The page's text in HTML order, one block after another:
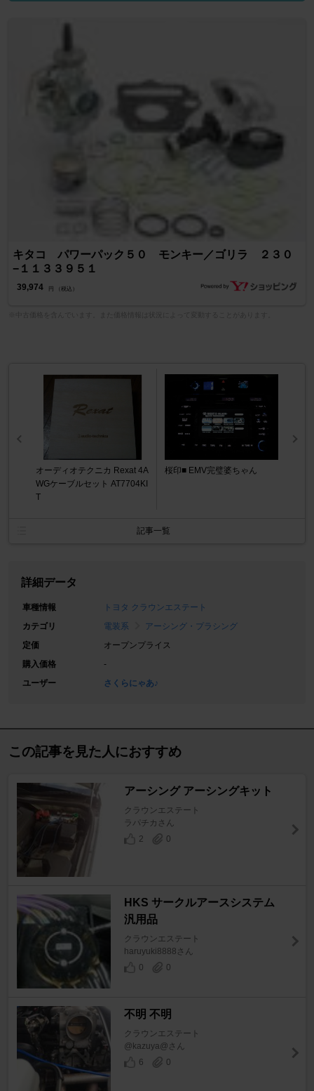
キタコ パワーパック５０ モンキー／ゴリラ ２３０
−１１３３９５１
39,974 円 （税込）
オーディオテクニカ Rexat 4A
WGケーブルセット AT7704KI
T
桜印■ EMV完璧婆ちゃん
記事一覧
詳細データ
車種情報
トヨタ クラウンエステート
カテゴリ
電装系
アーシング・プラシング
定価
オープンプライス
購入価格
-
ユーザー
さくらにゃあ♪
この記事を見た人におすすめ
アーシング アーシングキット
クラウンエステート
ラパチカさん
2
0
HKS サークルアースシステム
汎用品
クラウンエステート
haruyuki8888さん
0
0
不明 不明
クラウンエステート
@kazuya@さん
6
0